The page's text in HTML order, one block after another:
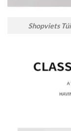
Shopviets